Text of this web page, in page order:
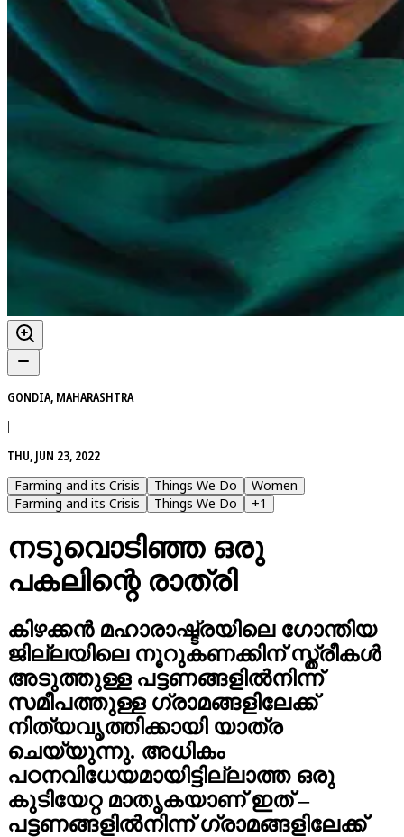
GONDIA, MAHARASHTRA
|
THU, JUN 23, 2022
Farming and its Crisis
Things We Do
Women
Farming and its Crisis
Things We Do +1
നടുവൊടിഞ്ഞ ഒരു
പകലിന്റെ രാത്രി
കിഴക്കൻ മഹാരാഷ്ട്രയിലെ ഗോന്തിയ
ജില്ലയിലെ നൂറുകണക്കിന് സ്ത്രീകൾ
അടുത്തുള്ള പട്ടണങ്ങളിൽനിന്ന്
സമീപത്തുള്ള ഗ്രാമങ്ങളിലേക്ക്
നിത്യവൃത്തിക്കായി യാത്ര
ചെയ്യുന്നു. അധികം
പഠനവിധേയമായിട്ടില്ലാത്ത ഒരു
കുടിയേറ്റ മാതൃകയാണ് ഇത് –
പട്ടണങ്ങളിൽനിന്ന് ഗ്രാമങ്ങളിലേക്ക്